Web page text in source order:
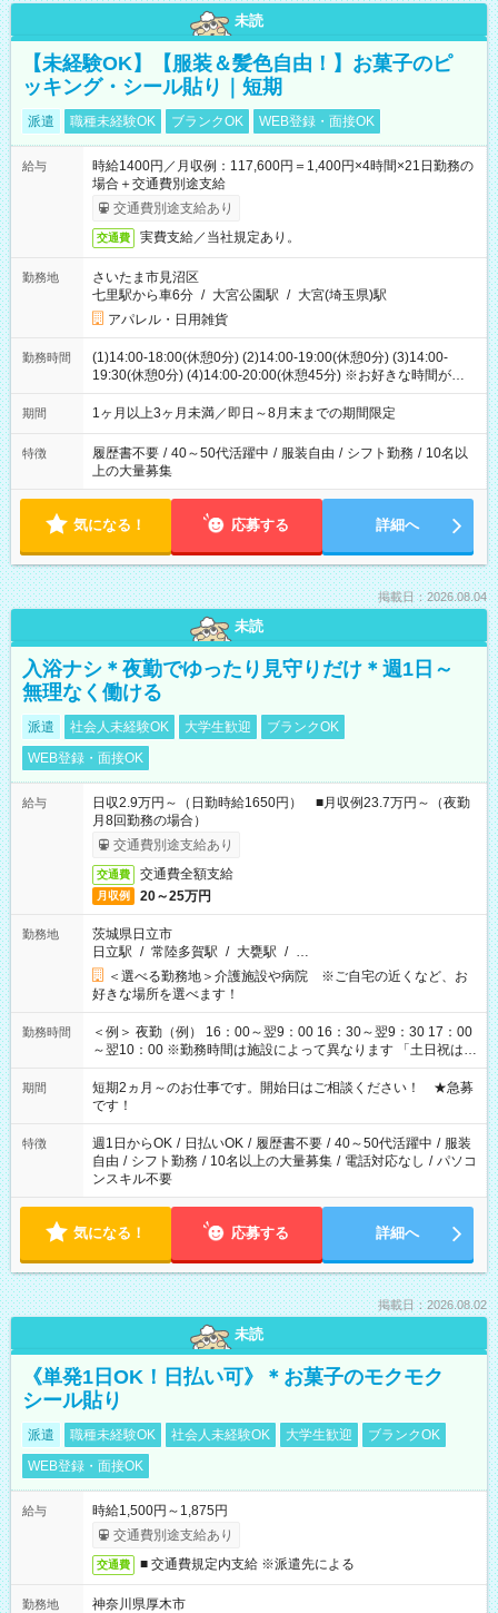
未読
【未経験OK】【服装＆髪色自由！】お菓子のピ
ッキング・シール貼り｜短期
派遣 職種未経験OK ブランクOK WEB登録・面接OK
給与
時給1400円／月収例：117,600円＝1,400円×4時間×21日勤務の
場合＋交通費別途支給
交通費別途支給あり
交通費 実費支給／当社規定あり。
勤務地
さいたま市見沼区
七里駅から車6分 / 大宮公園駅 / 大宮(埼玉県)駅
アパレル・日用雑貨
勤務時間
(1)14:00-18:00(休憩0分) (2)14:00-19:00(休憩0分) (3)14:00-
19:30(休憩0分) (4)14:00-20:00(休憩45分) ※お好きな時間が選べ
ます
期間 1ヶ月以上3ヶ月未満／即日～8月末までの期間限定
特徴 履歴書不要 / 40～50代活躍中 / 服装自由 / シフト勤務 / 10名以
上の大量募集
気になる！ 応募する 詳細へ
掲載日：2026.08.04
未読
入浴ナシ＊夜勤でゆったり見守りだけ＊週1日～
無理なく働ける
派遣 社会人未経験OK 大学生歓迎
ブランクOK
WEB登録・面接OK
給与
日収2.9万円～（日勤時給1650円） ■月収例23.7万円～（夜勤
月8回勤務の場合）
交通費別途支給あり
交通費 交通費全額支給
月収例 20～25万円
勤務地
茨城県日立市
日立駅 / 常陸多賀駅 / 大甕駅 / …
＜選べる勤務地＞介護施設や病院 ※ご自宅の近くなど、お
好きな場所を選べます！
勤務時間
＜例＞ 夜勤（例） 16：00～翌9：00 16：30～翌9：30 17：00
～翌10：00 ※勤務時間は施設によって異なります 「土日祝は休
みたい」 「しっかり稼ぎたい」 「もう少し遅い時間から始めた
い」など ご希望にあったお仕事をご案内いたします。 ※未経験
の方の場合は1～2ヶ月間は日中での仕事を経験いただき、 お
仕事に慣れてからの夜勤になります。 ★家庭の都合でお休みが
必要な場合も遠慮なくご相談ください。
期間
短期2ヵ月～のお仕事です。開始日はご相談ください！ ★急募
です！
特徴 週1日からOK / 日払いOK / 履歴書不要 / 40～50代活躍中 / 服装
自由 / シフト勤務 / 10名以上の大量募集 / 電話対応なし / パソコ
ンスキル不要
気になる！ 応募する 詳細へ
掲載日：2026.08.02
未読
《単発1日OK！日払い可》＊お菓子のモクモク
シール貼り
派遣 職種未経験OK 社会人未経験OK 大学生歓迎
ブランクOK
WEB登録・面接OK
給与
時給1,500円～1,875円
交通費別途支給あり
交通費 ■ 交通費規定内支給 ※派遣先による
勤務地
神奈川県厚木市